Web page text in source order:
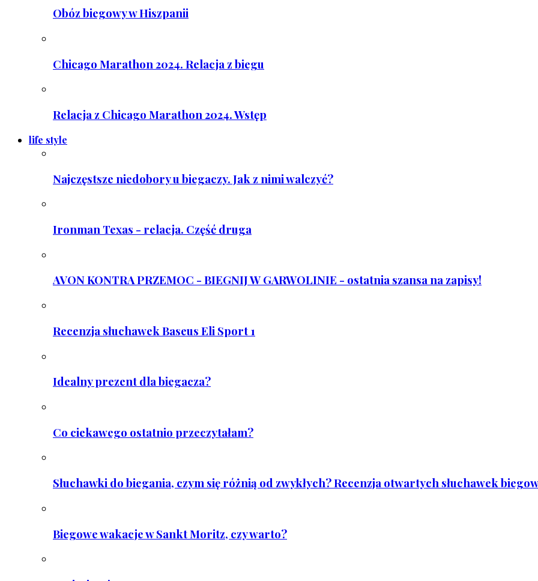
Obóz biegowy w Hiszpanii
Chicago Marathon 2024. Relacja z biegu
Relacja z Chicago Marathon 2024. Wstęp
life style
Najczęstsze niedobory u biegaczy. Jak z nimi walczyć?
Ironman Texas - relacja. Część druga
AVON KONTRA PRZEMOC - BIEGNIJ W GARWOLINIE - ostatnia szansa na zapisy!
Recenzja słuchawek Baseus Eli Sport 1
Idealny prezent dla biegacza?
Co ciekawego ostatnio przeczytałam?
Słuchawki do biegania, czym się różnią od zwykłych? Recenzja otwartych słuchawek
Biegowe wakacje w Sankt Moritz, czy warto?